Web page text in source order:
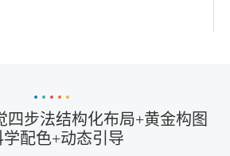
四步法结构化布局+黄金构图
学配色+动态引导